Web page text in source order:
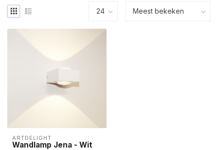
ARTDELIGHT
Wandlamp Jena - Wit